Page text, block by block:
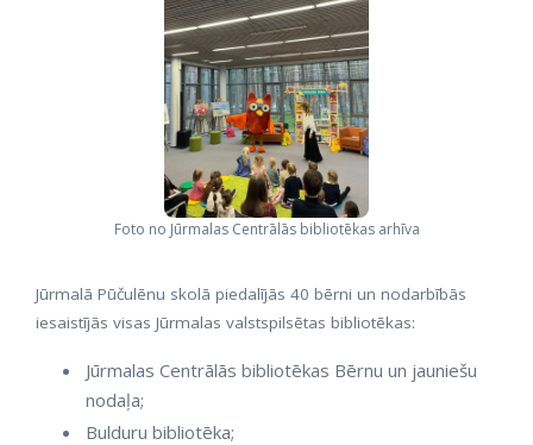
Foto no Jūrmalas Centrālās bibliotēkas arhīva
Jūrmalā Pūčulēnu skolā piedalījās 40 bērni un nodarbībās
iesaistījās visas Jūrmalas valstspilsētas bibliotēkas:
Jūrmalas Centrālās bibliotēkas Bērnu un jauniešu
nodaļa;
Bulduru bibliotēka;